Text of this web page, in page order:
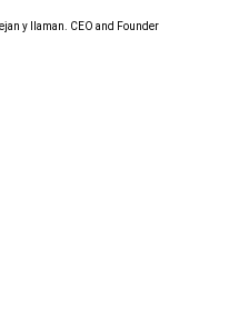
y llaman. CEO and Founder